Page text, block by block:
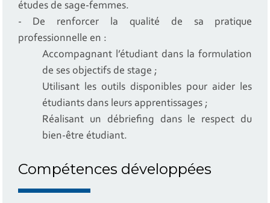
études de sage-femmes.
- De renforcer la qualité de sa pratique
professionnelle en :
Accompagnant l’étudiant dans la formulation
de ses objectifs de stage ;
Utilisant les outils disponibles pour aider les
étudiants dans leurs apprentissages ;
Réalisant un débriefing dans le respect du
bien-être étudiant.
Compétences développées